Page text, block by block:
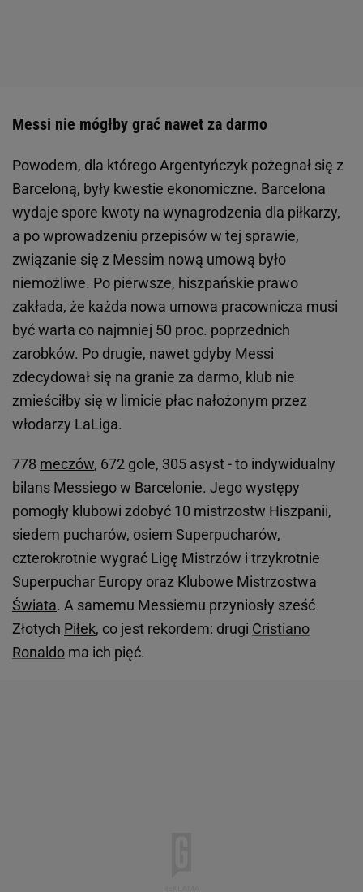
Messi nie mógłby grać nawet za darmo
Powodem, dla którego Argentyńczyk pożegnał się z
Barceloną, były kwestie ekonomiczne. Barcelona
wydaje spore kwoty na wynagrodzenia dla piłkarzy,
a po wprowadzeniu przepisów w tej sprawie,
związanie się z Messim nową umową było
niemożliwe. Po pierwsze, hiszpańskie prawo
zakłada, że każda nowa umowa pracownicza musi
być warta co najmniej 50 proc. poprzednich
zarobków. Po drugie, nawet gdyby Messi
zdecydował się na granie za darmo, klub nie
zmieściłby się w limicie płac nałożonym przez
włodarzy LaLiga.
778 meczów, 672 gole, 305 asyst - to indywidualny
bilans Messiego w Barcelonie. Jego występy
pomogły klubowi zdobyć 10 mistrzostw Hiszpanii,
siedem pucharów, osiem Superpucharów,
czterokrotnie wygrać Ligę Mistrzów i trzykrotnie
Superpuchar Europy oraz Klubowe Mistrzostwa
Świata. A samemu Messiemu przyniosły sześć
Złotych Piłek, co jest rekordem: drugi Cristiano
Ronaldo ma ich pięć.